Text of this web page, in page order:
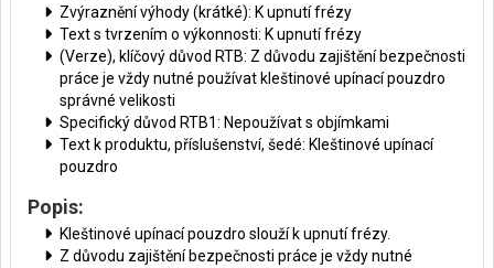
Zvýraznění výhody (krátké): K upnutí frézy
Text s tvrzením o výkonnosti: K upnutí frézy
(Verze), klíčový důvod RTB: Z důvodu zajištění bezpečnosti
práce je vždy nutné používat kleštinové upínací pouzdro
správné velikosti
Specifický důvod RTB1: Nepoužívat s objímkami
Text k produktu, příslušenství, šedé: Kleštinové upínací
pouzdro
Popis:
Kleštinové upínací pouzdro slouží k upnutí frézy.
Z důvodu zajištění bezpečnosti práce je vždy nutné